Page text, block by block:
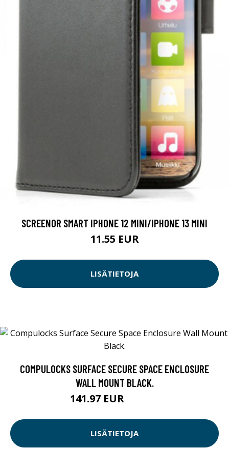
SCREENOR SMART IPHONE 12 MINI/IPHONE 13 MINI
11.55 EUR
LISÄTIETOJA
COMPULOCKS SURFACE SECURE SPACE ENCLOSURE
WALL MOUNT BLACK.
141.97 EUR
LISÄTIETOJA